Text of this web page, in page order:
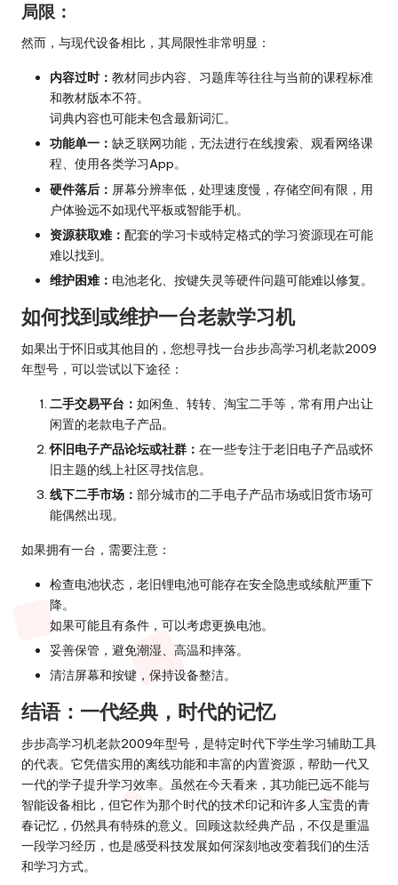
局限：
然而，与现代设备相比，其局限性非常明显：
内容过时： 教材同步内容、习题库等往往与当前的课程标准
和教材版本不符。
词典内容也可能未包含最新词汇。
功能单一： 缺乏联网功能，无法进行在线搜索、观看网络课
程、使用各类学习App。
硬件落后： 屏幕分辨率低，处理速度慢，存储空间有限，用
户体验远不如现代平板或智能手机。
资源获取难： 配套的学习卡或特定格式的学习资源现在可能
难以找到。
维护困难： 电池老化、按键失灵等硬件问题可能难以修复。
如何找到或维护一台老款学习机
如果出于怀旧或其他目的，您想寻找一台步步高学习机老款2009
年型号，可以尝试以下途径：
二手交易平台： 如闲鱼、转转、淘宝二手等，常有用户出让
闲置的老款电子产品。
怀旧电子产品论坛或社群： 在一些专注于老旧电子产品或怀
旧主题的线上社区寻找信息。
线下二手市场： 部分城市的二手电子产品市场或旧货市场可
能偶然出现。
如果拥有一台，需要注意：
检查电池状态，老旧锂电池可能存在安全隐患或续航严重下
降。
如果可能且有条件，可以考虑更换电池。
妥善保管，避免潮湿、高温和摔落。
清洁屏幕和按键，保持设备整洁。
结语：一代经典，时代的记忆
步步高学习机老款2009年型号，是特定时代下学生学习辅助工具
的代表。它凭借实用的离线功能和丰富的内置资源，帮助一代又
一代的学子提升学习效率。虽然在今天看来，其功能已远不能与
智能设备相比，但它作为那个时代的技术印记和许多人宝贵的青
春记忆，仍然具有特殊的意义。回顾这款经典产品，不仅是重温
一段学习经历，也是感受科技发展如何深刻地改变着我们的生活
和学习方式。